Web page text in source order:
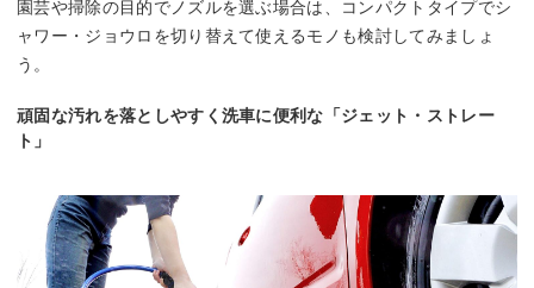
園芸や掃除の目的でノズルを選ぶ場合は、コンパクトタイプでシ
ャワー・ジョウロを切り替えて使えるモノも検討してみましょ
う。
頑固な汚れを落としやすく洗車に便利な「ジェット・ストレー
ト」